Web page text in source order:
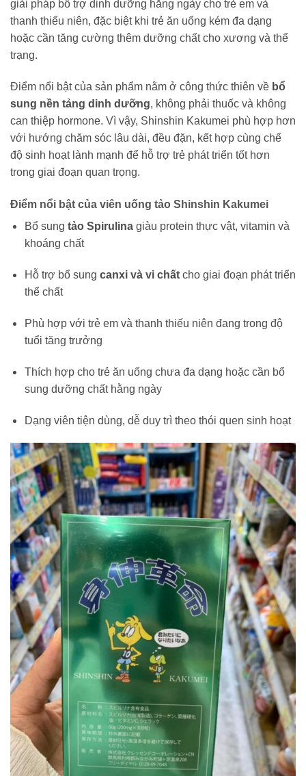
giải pháp bổ trợ dinh dưỡng hằng ngày cho trẻ em và
thanh thiếu niên, đặc biệt khi trẻ ăn uống kém đa dạng
hoặc cần tăng cường thêm dưỡng chất cho xương và thể
trạng.
Điểm nổi bật của sản phẩm nằm ở công thức thiên về bổ
sung nền tảng dinh dưỡng, không phải thuốc và không
can thiệp hormone. Vì vậy, Shinshin Kakumei phù hợp hơn
với hướng chăm sóc lâu dài, đều đặn, kết hợp cùng chế
độ sinh hoạt lành mạnh để hỗ trợ trẻ phát triển tốt hơn
trong giai đoạn quan trọng.
Điểm nổi bật của viên uống tảo Shinshin Kakumei
Bổ sung tảo Spirulinagiàu protein thực vật, vitamin và
khoáng chất
Hỗ trợ bổ sung canxi và vi chấtcho giai đoạn phát triển
thể chất
Phù hợp với trẻ em và thanh thiếu niên đang trong độ
tuổi tăng trưởng
Thích hợp cho trẻ ăn uống chưa đa dạng hoặc cần bổ
sung dưỡng chất hằng ngày
Dạng viên tiện dùng, dễ duy trì theo thói quen sinh hoạt